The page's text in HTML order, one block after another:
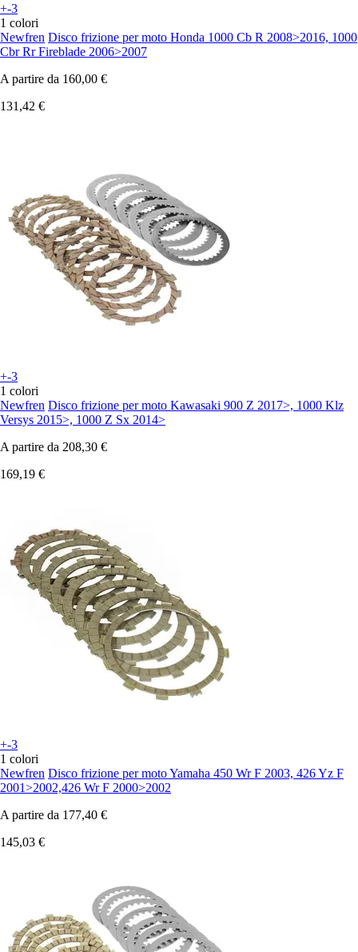
+-3
1 colori
Newfren Disco frizione per moto Honda 1000 Cb R 2008>2016, 1000
Cbr Rr Fireblade 2006>2007
A partire da 160,00 €
131,42 €
+-3
1 colori
Newfren Disco frizione per moto Kawasaki 900 Z 2017>, 1000 Klz
Versys 2015>, 1000 Z Sx 2014>
A partire da 208,30 €
169,19 €
+-3
1 colori
Newfren Disco frizione per moto Yamaha 450 Wr F 2003, 426 Yz F
2001>2002,426 Wr F 2000>2002
A partire da 177,40 €
145,03 €